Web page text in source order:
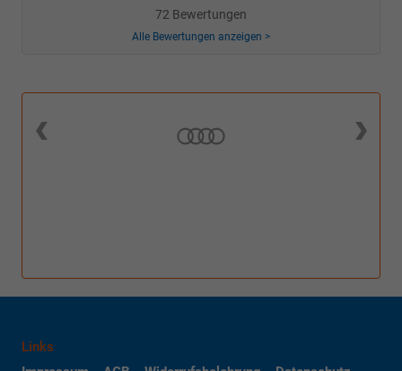
72 Bewertungen
Alle Bewertungen anzeigen >
Links